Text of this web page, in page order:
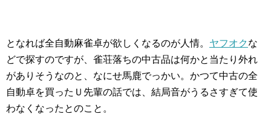
となれば全自動麻雀卓が欲しくなるのが人情。 ヤフオク な
どで探すのですが、雀荘落ちの中古品は何かと当たり外れ
がありそうなのと、なにせ馬鹿でっかい。かつて中古の全
自動卓を買ったＵ先輩の話では、結局音がうるさすぎて使
わなくなったとのこと。